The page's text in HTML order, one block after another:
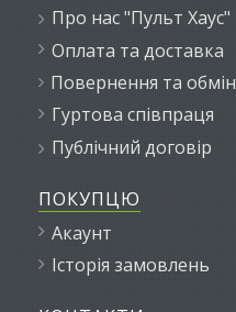
Про нас "Пульт Хаус"
Оплата та доставка
Повернення та обмін
Гуртова співпраця
Публічний договір
ПОКУПЦЮ
Акаунт
Історія замовлень